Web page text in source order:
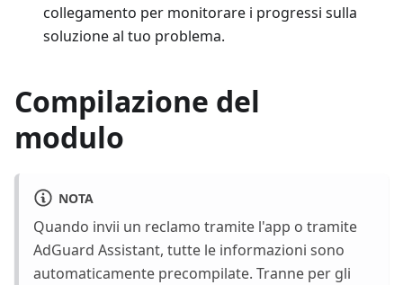
collegamento per monitorare i progressi sulla
soluzione al tuo problema.
Compilazione del
modulo
NOTA
Quando invii un reclamo tramite l'app o tramite
AdGuard Assistant, tutte le informazioni sono
automaticamente precompilate. Tranne per gli